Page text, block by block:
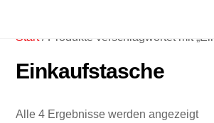
content
Start / Produkte verschlagwortet mit
Einkaufstasche
Alle 4 Ergebnisse werden angezeigt